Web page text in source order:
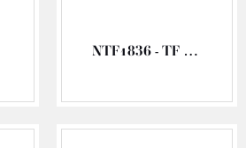
NTF1836 - TF OCCHIALI ACETATO VISTA